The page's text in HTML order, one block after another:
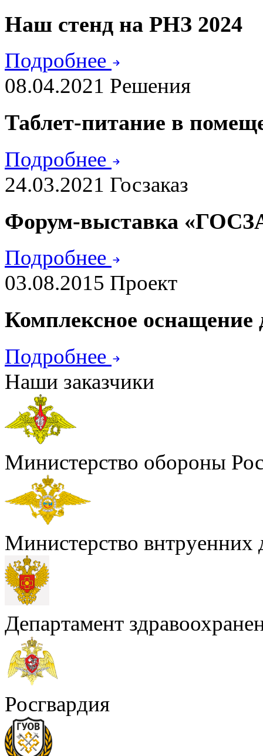
Наш стенд на РНЗ 2024
Подробнее
08.04.2021 Решения
Таблет-питание в
Подробнее
24.03.2021 Госзаказ
Форум-выставка
Подробнее
03.08.2015 Проект
Комплексное оснащение
Подробнее
Наши заказчики
Министерство обороны
Министерство
Департамент
Росгвардия